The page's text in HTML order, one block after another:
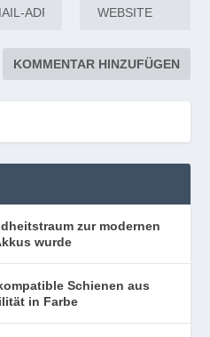
zur modernen
wurde
Schienen aus
in Farbe